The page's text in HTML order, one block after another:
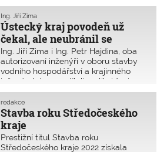
modelů a jiných trojrozměrných
předmětů Národního technického
muzea z karlínské Invalidovny a se
svým týmem se podílel na sanaci
řady poškozených objektů.
Ústecký kraj povodeň už
čekal, ale neubránil se
Ing. Jiří Zima
Ing. Jiří Zima i Ing. Petr Hajdina, oba
autorizovaní inženýři v oboru stavby
vodního hospodářství a krajinného
inženýrství, se podíleli na likvidaci
a sanaci škod způsobených povodní
v roce 2002 v Ústeckém kraji.
Stavba roku Středočeského
kraje
redakce
Prestižní titul Stavba roku
Středočeského kraje 2022 získala